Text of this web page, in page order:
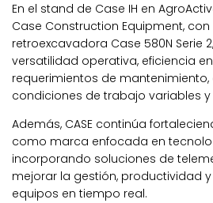
En el stand de Case IH en
Case Construction Equipment,
retroexcavadora Case 580N Serie
versatilidad operativa, eficiencia
requerimientos de
condiciones de trabajo variables y
Además, CASE continúa
como marca enfocada en
incorporando soluciones de
mejorar la gestión, productividad
equipos en tiempo real.